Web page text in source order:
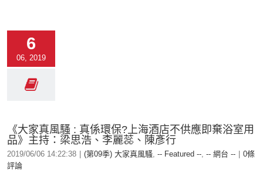
6
06, 2019
《大家真風騷 : 真係環保?上海酒店不供應即棄浴室用
品》主持：梁思浩、李麗蕊、陳彥行
2019/06/06 14:22:38 (第09季) 大家真風騷, -- Featured --, -- 網台 --
0條
評論